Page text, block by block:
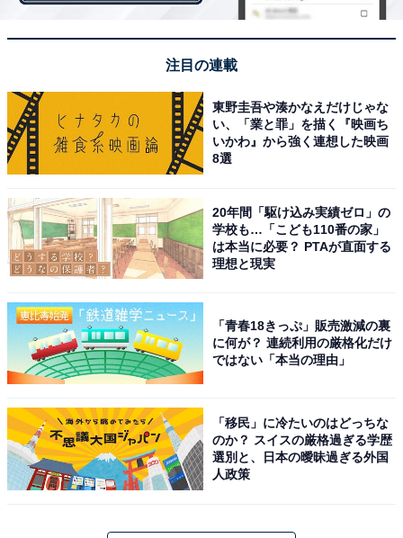
こちらもおすすめ
【兵庫県の穴場銭湯】「ふじ温泉」は100%薪沸
かしのまろやかなお湯が魅力の施設。高濃度炭
注目の連載
東野圭吾や湊かなえだけじゃな
い、「業と罪」を描く『映画ち
いかわ』から強く連想した映画
8選
20年間「駆け込み実績ゼロ」の
学校も…「こども110番の家」
は本当に必要？ PTAが直面する
理想と現実
「青春18きっぷ」販売激減の裏
に何が？ 連続利用の厳格化だけ
ではない「本当の理由」
「移民」に冷たいのはどっちな
のか？ スイスの厳格過ぎる学歴
選別と、日本の曖昧過ぎる外国
人政策